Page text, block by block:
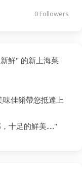
0 Followers
鮮" 的新上海菜
佳餚帶您抵達上
十足的鮮美....."